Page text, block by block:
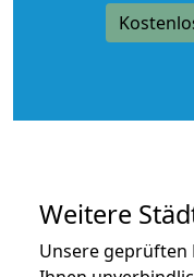
Weitere
Unsere